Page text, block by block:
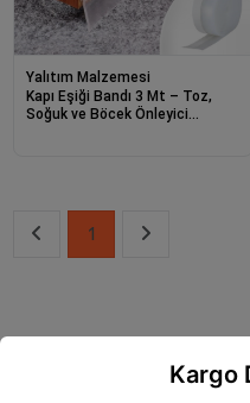
Yalıtım Malzemesi
Kapı Eşiği Bandı 3 Mt – Toz,
Soğuk ve Böcek Önleyici
1